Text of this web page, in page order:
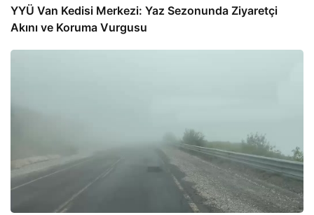
YYÜ Van Kedisi Merkezi: Yaz Sezonunda Ziyaretçi
Akını ve Koruma Vurgusu